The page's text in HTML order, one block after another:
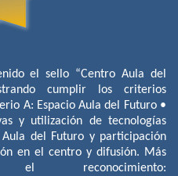
el sello “Centro Aula del
cumplir los criterios
A: Espacio Aula del Futuro •
y utilización de tecnologías
del Futuro y participación
en el centro y difusión. Más
reconocimiento: